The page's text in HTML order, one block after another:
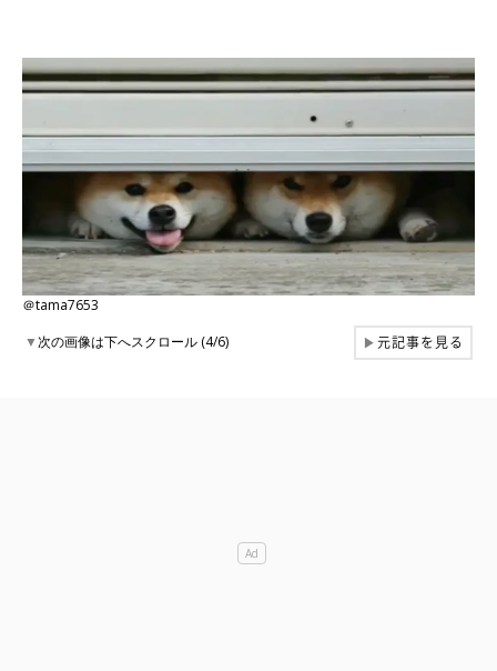
＠tama7653
▼次の画像は下へスクロール (4/6) ▶元記事を見る